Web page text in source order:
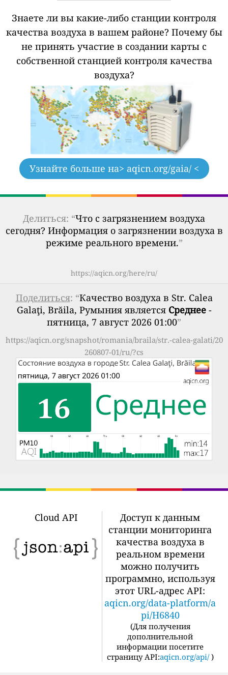
Знаете ли вы какие-либо станции контроля
качества воздуха в вашем районе? Почему бы
не принять участие в создании карты с
собственной станцией контроля качества
воздуха?
Узнайте больше на> aqicn.org/gaia/ <
Делиться: “Что с загрязнением воздуха
сегодня? Информация о загрязнении воздуха в
режиме реального времени.”
https://aqicn.org/here/ru/
Поделиться: “Качество воздуха в Str. Calea
Galaţi, Brăila, Румыния является Среднее-
пятница, 7 август 2026 01:00”
https://aqicn.org/snapshot/romania/braila/str.-calea-galati/20
260807-01/ru/?cs
Cloud API
Доступ к данным
станции мониторинга
качества воздуха в
реальном времени
можно получить
программно, используя
этот URL-адрес API:
aqicn.org/data-platform/a
pi/H6840
(Для получения
дополнительной
информации посетите
страницу API:aqicn.org/api/ )